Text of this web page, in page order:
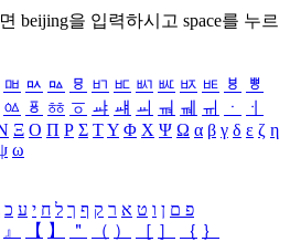
beijing을 입력하시고 space를 누르
ㅮ ㅯ ㅰ ㅱ ㅲ ㅳ ㅴ ㅵ ㅶ ㅷ ㅸ
ㅹ
ㆃ ㆄ ㆅ ㆆ ㆇ ㆈ ㆉ ㆊ ㆋ ㆌ ㆍ
ㆎ
Ξ Ο Π Ρ Σ ΤΥ Φ Χ Ψ Ω α β γ δ ε ζ η
ω
פ ם ן ו ט א ר ק ף ך ל ח י ע כ
』 【 】 ＂ （ ） ［ ］ ｛ ｝